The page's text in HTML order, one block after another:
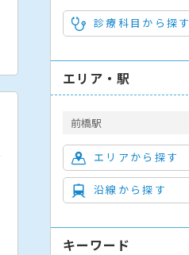
診療科目から探す
エリア・駅
前橋駅
エリアから探す
沿線から探す
キーワード